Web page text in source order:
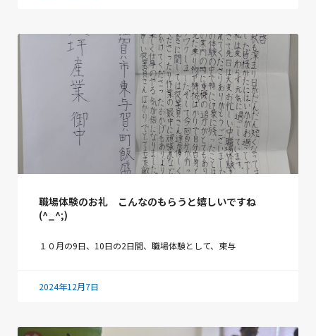
職場体験のお礼 こんなのもらうと嬉しいですね
(^_^;)
１０月の9日、10日の2日間、職場体験として、東与
2024年12月7日